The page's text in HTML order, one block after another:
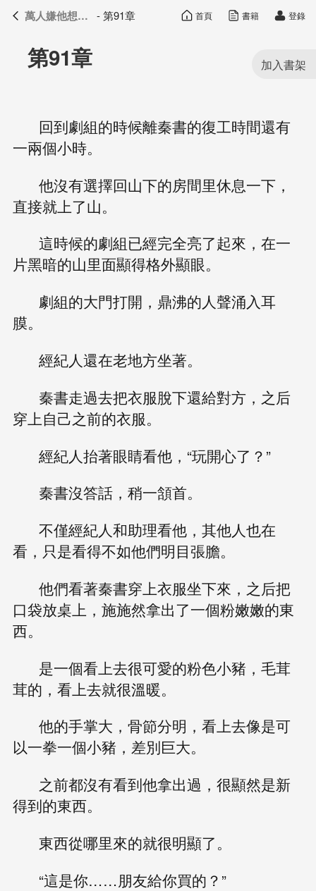
萬人嫌他想開了 目錄
第91章
回到劇組的時候離秦書的復工時間還有
一兩個小時。
他沒有選擇回山下的房間里休息一下，
直接就上了山。
這時候的劇組已經完全亮了起來，在一
片黑暗的山里面顯得格外顯眼。
劇組的大門打開，鼎沸的人聲涌入耳
膜。
經紀人還在老地方坐著。
秦書走過去把衣服脫下還給對方，之后
穿上自己之前的衣服。
經紀人抬著眼睛看他，“玩開心了？”
秦書沒答話，稍一頷首。
不僅經紀人和助理看他，其他人也在
看，只是看得不如他們明目張膽。
他們看著秦書穿上衣服坐下來，之后把
口袋放桌上，施施然拿出了一個粉嫩嫩的東
西。
是一個看上去很可愛的粉色小豬，毛茸
茸的，看上去就很溫暖。
他的手掌大，骨節分明，看上去像是可
以一拳一個小豬，差別巨大。
之前都沒有看到他拿出過，很顯然是新
得到的東西。
東西從哪里來的就很明顯了。
“這是你……朋友給你買的？”
萬人嫌他想開了 - 第91章 首頁 書籍 登錄